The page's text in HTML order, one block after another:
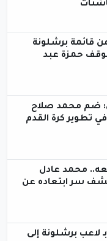
لاعبين من قائمة برشلونة
موقف حمزة عبد
ضم محمد صلاح
تطوير كرة القدم
محمد عادل
سر ابتعاده عن
لاعب برشلونة إلى